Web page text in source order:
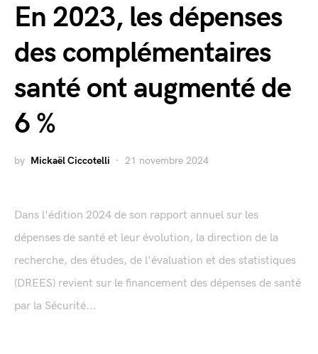
En 2023, les dépenses
des complémentaires
santé ont augmenté de
6 %
by Mickaël Ciccotelli 21 novembre 2024
Dans l'édition 2024 de son rapport annuel sur les
dépenses de santé et leur évolution, la direction de la
recherche, des études, de l'évaluation et des statistiques
(DREES) revient sur le financement des dépenses de santé
par la Sécurité...